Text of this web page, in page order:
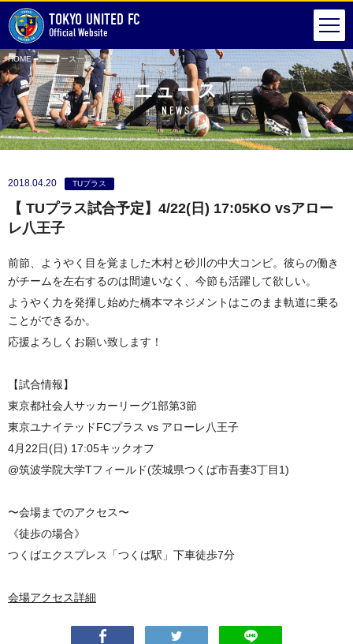
TOKYO UNITED FC
Official Website
HOME ニュース一覧 【 TUプラス試合予定】4/22(日) 17:05KO vsアローレ八王子
ニュース
NEWS
2018.04.20 TUプラス
【 TUプラス試合予定】4/22(日) 17:05KO vsアロー
レ八王子
前節、ようやく目を覚ました木村と砂川の中大コンビ。彼らの働き
がチームを左右するのは間違いなく、今節も活躍して欲しい。
ようやく力を発揮し始めた橋本マネジメントはこのまま軌道に乗る
ことができるか。
応援よろしくお願い致します！
【試合情報】
東京都社会人サッカーリーグ1部第3節
東京ユナイテッドFCプラス vs アローレ八王子
4月22日(日) 17:05キックオフ
@筑波学院大学Tフィールド(茨城県つくば市吾妻3丁目1)
〜会場までのアクセス〜
《徒歩の場合》
つくばエクスプレス「つくば駅」下車徒歩7分
会場アクセス詳細